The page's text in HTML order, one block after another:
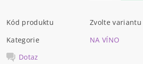
Kód produktu
Zvolte variantu
Kategorie
NA VÍNO
Dotaz